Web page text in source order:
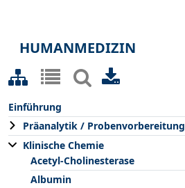
HUMANMEDIZIN
Einführung
Präanalytik / Probenvorbereitung
Klinische Chemie
Acetyl-Cholinesterase
Albumin